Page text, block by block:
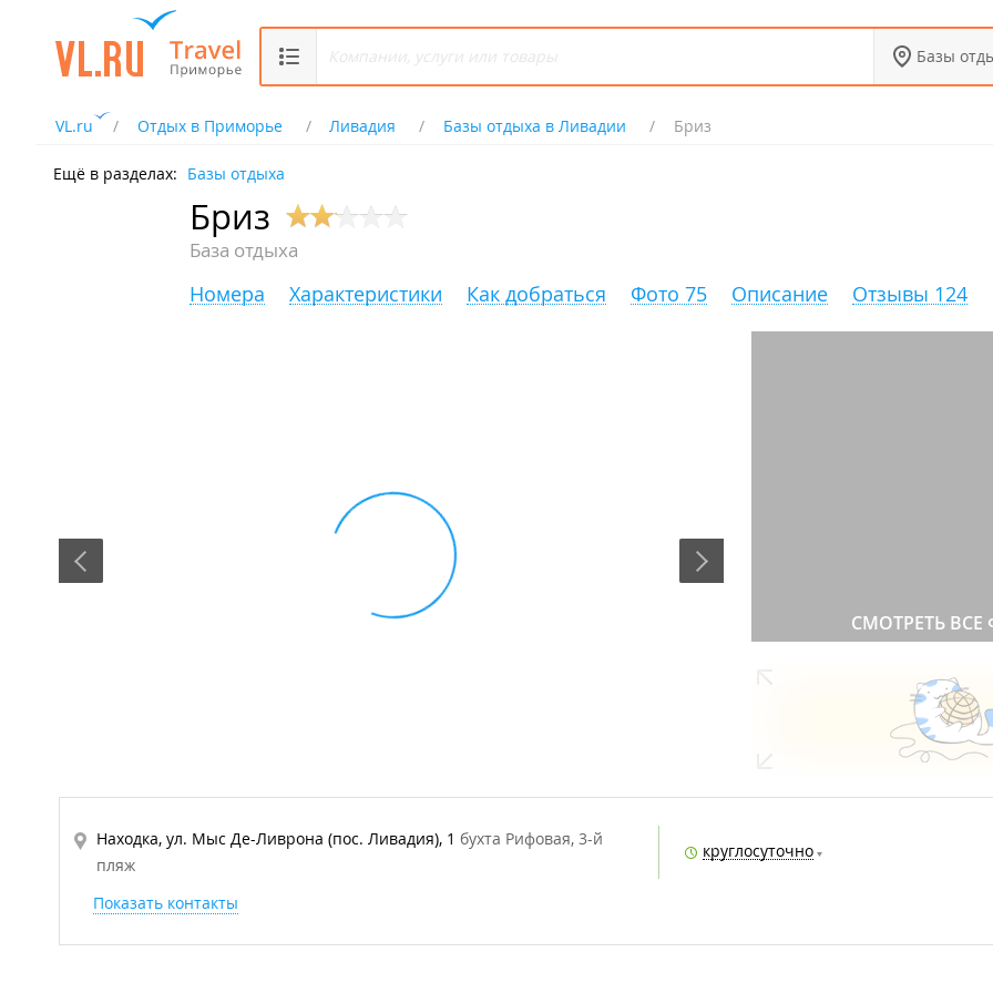
Базы
VL.ru Отдых в Приморье Ливадия Базы отдыха в Ливадии Бриз
Ещё в разделах: Базы отдыха
Бриз
База отдыха
Номера Характеристики Как добраться Фото 75 Описание Отзывы 124
СМОТРЕТЬ ВСЕ
Находка, ул. Мыс Де-Ливрона (пос. Ливадия), 1 бухта Рифовая, 3-й
пляж
круглосуточно
Показать контакты